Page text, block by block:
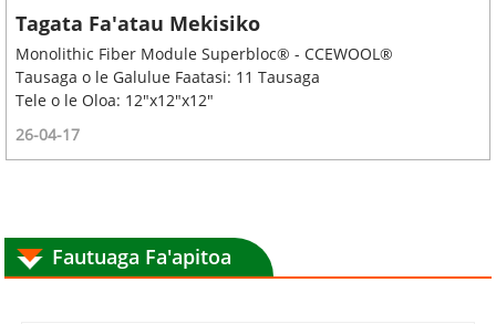
Tagata Fa'atau Mekisiko
Monolithic Fiber Module Superbloc® - CCEWOOL®
Tausaga o le Galulue Faatasi: 11 Tausaga
Tele o le Oloa: 12"x12"x12"
26-04-17
Fautuaga Fa'apitoa